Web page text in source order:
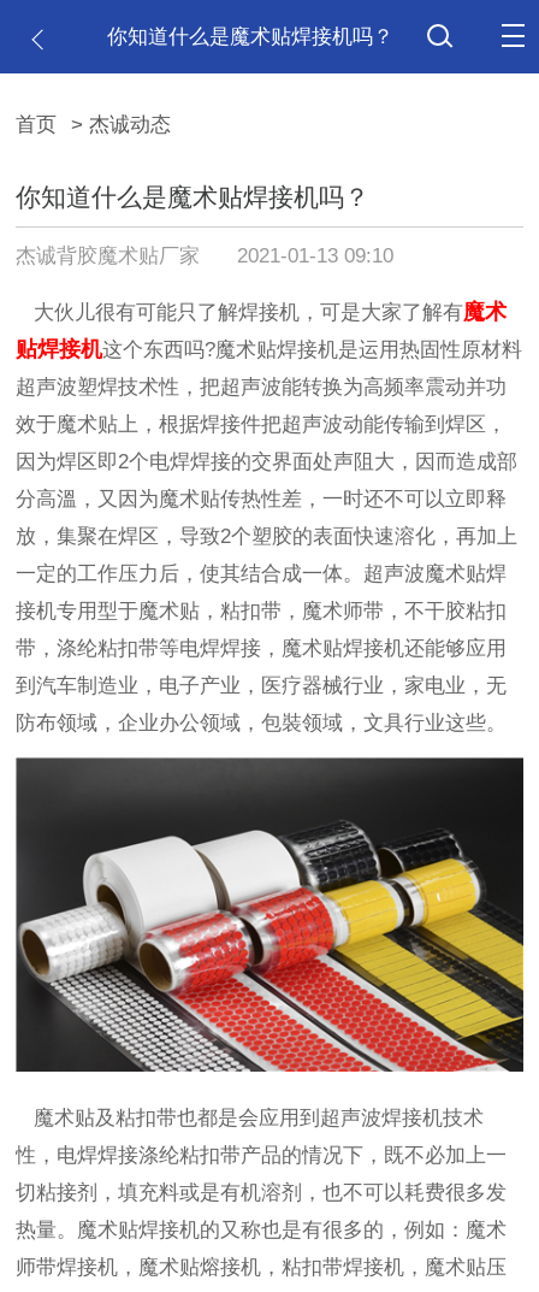
你知道什么是魔术贴焊接机吗？
首页 > 杰诚动态
你知道什么是魔术贴焊接机吗？
杰诚背胶魔术贴厂家 2021-01-13 09:10
大伙儿很有可能只了解焊接机，可是大家了解有魔术
贴焊接机这个东西吗?魔术贴焊接机是运用热固性原材料
超声波塑焊技术性，把超声波能转换为高频率震动并功
效于魔术贴上，根据焊接件把超声波动能传输到焊区，
因为焊区即2个电焊焊接的交界面处声阻大，因而造成部
分高溫，又因为魔术贴传热性差，一时还不可以立即释
放，集聚在焊区，导致2个塑胶的表面快速溶化，再加上
一定的工作压力后，使其结合成一体。超声波魔术贴焊
接机专用型于魔术贴，粘扣带，魔术师带，不干胶粘扣
带，涤纶粘扣带等电焊焊接，魔术贴焊接机还能够应用
到汽车制造业，电子产业，医疗器械行业，家电业，无
防布领域，企业办公领域，包裝领域，文具行业这些。
魔术贴及粘扣带也都是会应用到超声波焊接机技术
性，电焊焊接涤纶粘扣带产品的情况下，既不必加上一
切粘接剂，填充料或是有机溶剂，也不可以耗费很多发
热量。魔术贴焊接机的又称也是有很多的，例如：魔术
师带焊接机，魔术贴熔接机，粘扣带焊接机，魔术贴压